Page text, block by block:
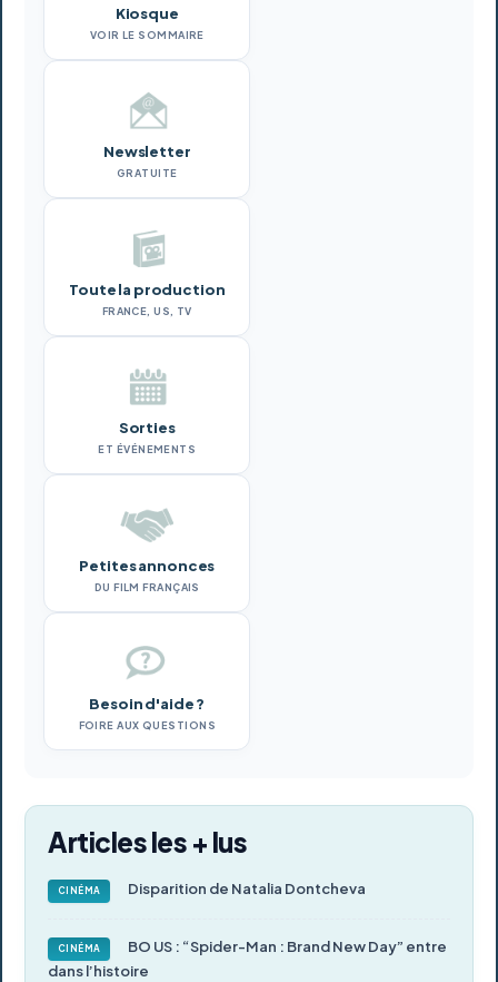
Kiosque
VOIR LE SOMMAIRE
Newsletter
GRATUITE
Toute la production
FRANCE, US, TV
Sorties
ET ÉVÉNEMENTS
Petites annonces
DU FILM FRANÇAIS
Besoin d'aide ?
FOIRE AUX QUESTIONS
Articles les + lus
CINÉMA Disparition de Natalia Dontcheva
CINÉMA
BO US : “Spider-Man : Brand New Day” entre
dans l’histoire